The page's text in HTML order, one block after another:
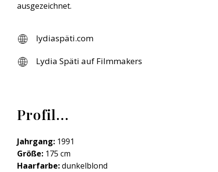
ausgezeichnet.
lydiaspäti.com
Lydia Späti auf Filmmakers
Profil...
Jahrgang: 1991
Größe: 175 cm
Haarfarbe:dunkelblond